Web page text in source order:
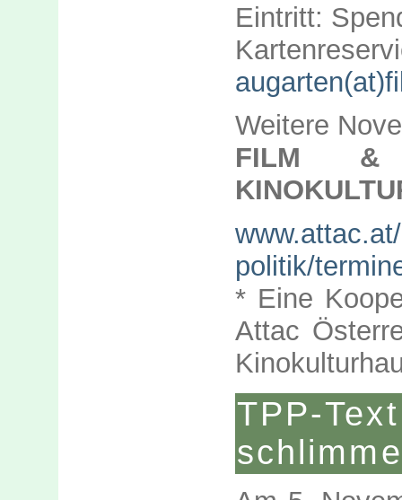
Eintritt:
Weitere
FILM &
politik/
* Eine
Attac
TPP-